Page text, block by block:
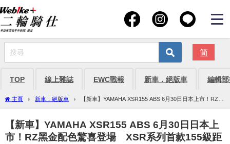
简
TOP 線上雜誌 EWC戰報 新車．絕版車 編輯
主頁 新車．絕版車
【新車】YAMAHA XSR155 ABS 6月30日日本上市！RZ黑
金配色驚喜登場 XSR系列首款155級距車型
【新車】YAMAHA XSR155 ABS 6月30日日本上
市！RZ黑金配色驚喜登場 XSR系列首款155級距